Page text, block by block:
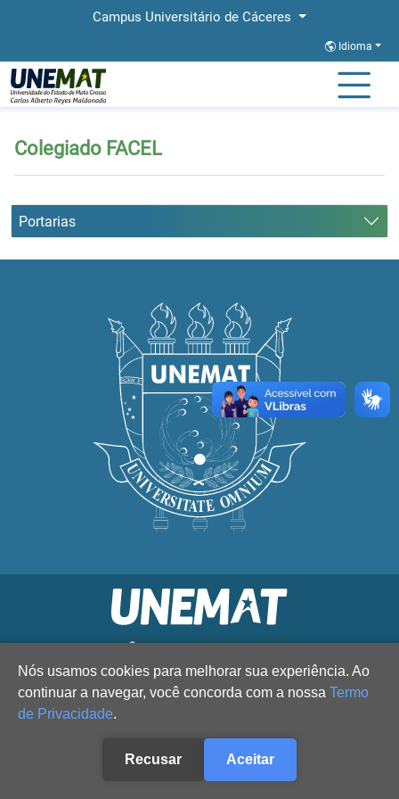
Campus Universitário de Cáceres
Idioma
Página Inicial
Colegiado FACEL
Portarias
Nós usamos cookies para melhorar sua experiência. Ao
continuar a navegar, você concorda com a nossa Termo
de Privacidade.
Recusar Aceitar